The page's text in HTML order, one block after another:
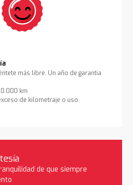
más libre. Un año de garantía
km
de kilometraje o uso
de que siempre